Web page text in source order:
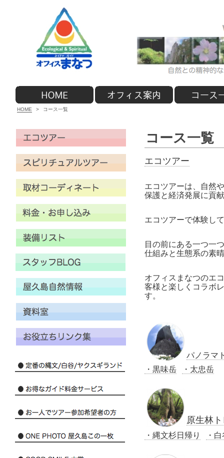
HOME > コース一覧
コース一覧
エコツアー
エコツアーは、自然
保護と経済発展に貢
エコツアーで体験し
目の前にある一つ一
仕組みと生態系の素
オフィスまなつのエ
客様と楽しくコラボ
す。
パノラマ
・黒味岳
・太忠岳
原生林
・縄文杉日帰り ・